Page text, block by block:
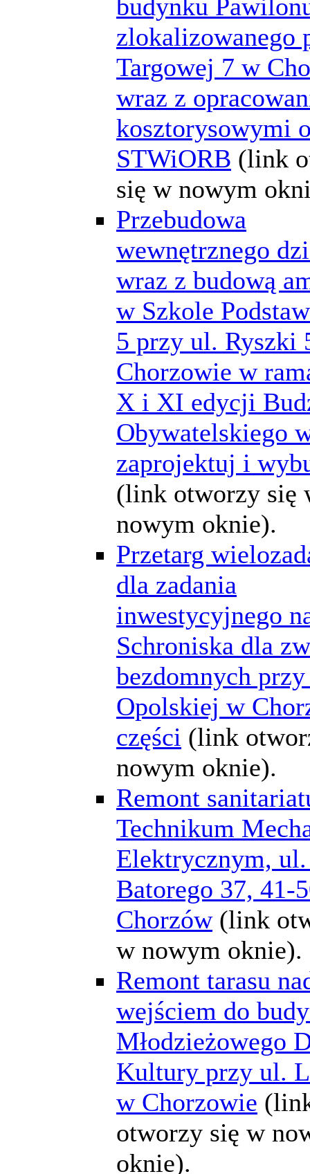
budynku
zlokalizowanego
Targowej 7 w
wraz z
kosztorysowymi
STWiORB (link
się w nowym
Przebudowa
wewnętrznego
wraz z budową
w Szkole
5 przy ul. Ryszki
Chorzowie w
X i XI edycji
Obywatelskiego
zaprojektuj i
(link otworzy się
nowym oknie).
Przetarg
dla zadania
inwestycyjnego
Schroniska dla
bezdomnych
Opolskiej w
części (link
nowym oknie).
Remont
Technikum
Elektrycznym,
Batorego 37, 41-
Chorzów (link
w nowym oknie).
Remont tarasu
wejściem do
Młodzieżowego
Kultury przy ul.
w Chorzowie
otworzy się w
oknie).